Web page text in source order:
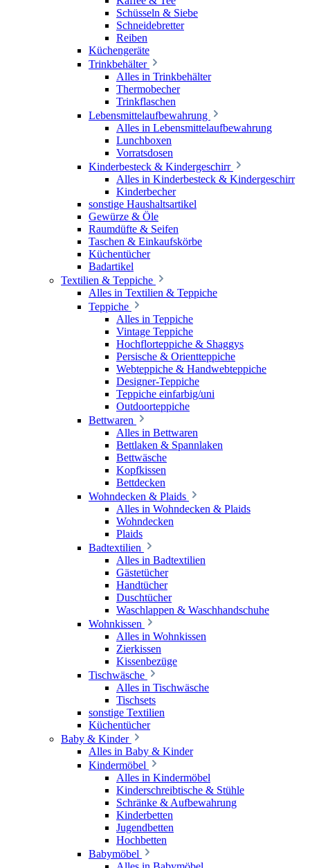
Schüsseln & Siebe
Schneidebretter
Reiben
Küchengeräte
Trinkbehälter
Alles in Trinkbehälter
Thermobecher
Trinkflaschen
Lebensmittelaufbewahrung
Alles in Lebensmittelaufbewahrung
Lunchboxen
Vorratsdosen
Kinderbesteck & Kindergeschirr
Alles in Kinderbesteck & Kindergeschirr
Kinderbecher
sonstige Haushaltsartikel
Gewürze & Öle
Raumdüfte & Seifen
Taschen & Einkaufskörbe
Küchentücher
Badartikel
Textilien & Teppiche
Alles in Textilien & Teppiche
Teppiche
Alles in Teppiche
Vintage Teppiche
Hochflorteppiche & Shaggys
Persische & Orientteppiche
Webteppiche & Handwebteppiche
Designer-Teppiche
Teppiche einfarbig/uni
Outdoorteppiche
Bettwaren
Alles in Bettwaren
Bettlaken & Spannlaken
Bettwäsche
Kopfkissen
Bettdecken
Wohndecken & Plaids
Alles in Wohndecken & Plaids
Wohndecken
Plaids
Badtextilien
Alles in Badtextilien
Gästetücher
Handtücher
Duschtücher
Waschlappen & Waschhandschuhe
Wohnkissen
Alles in Wohnkissen
Zierkissen
Kissenbezüge
Tischwäsche
Alles in Tischwäsche
Tischsets
sonstige Textilien
Küchentücher
Baby & Kinder
Alles in Baby & Kinder
Kindermöbel
Alles in Kindermöbel
Kinderschreibtische & Stühle
Schränke & Aufbewahrung
Kinderbetten
Jugendbetten
Hochbetten
Babymöbel